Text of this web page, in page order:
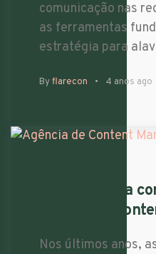
comunicação nas
as ferramentas
estratégia para
Byflarecon 4 anos ago
8 Razões para
agência de
Nos últimos anos,